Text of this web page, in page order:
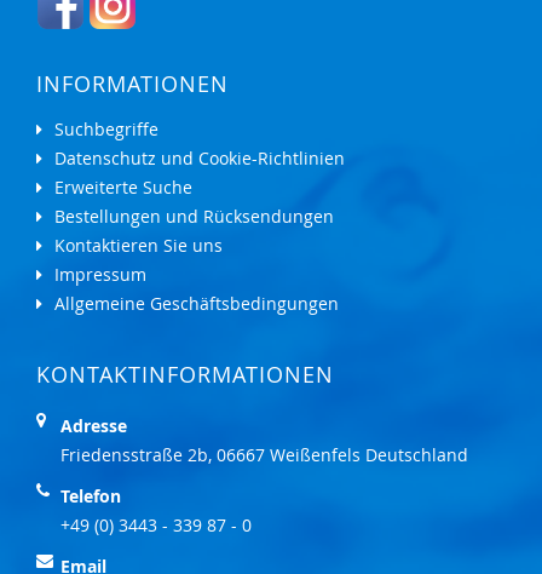
INFORMATIONEN
Suchbegriffe
Datenschutz und Cookie-Richtlinien
Erweiterte Suche
Bestellungen und Rücksendungen
Kontaktieren Sie uns
Impressum
Allgemeine Geschäftsbedingungen
KONTAKTINFORMATIONEN
Adresse
Friedensstraße 2b, 06667 Weißenfels Deutschland
Telefon
+49 (0) 3443 - 339 87 - 0
Email